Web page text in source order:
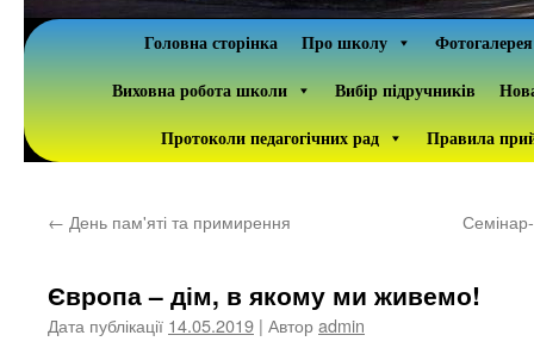
Головна сторінка Про школу
Фотогалерея
Виховна робота школи
Вибір підручників
Протоколи педагогічних рад
Правила
← День пам'яті та примирення Семінар-
Європа – дім, в якому ми живемо!
Дата публікації 14.05.2019 | Авторadmin